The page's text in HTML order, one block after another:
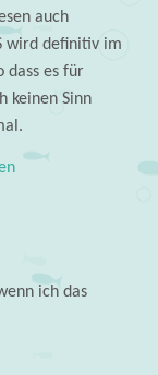
auch
wird definitiv im
dass es für
keinen Sinn
ich das